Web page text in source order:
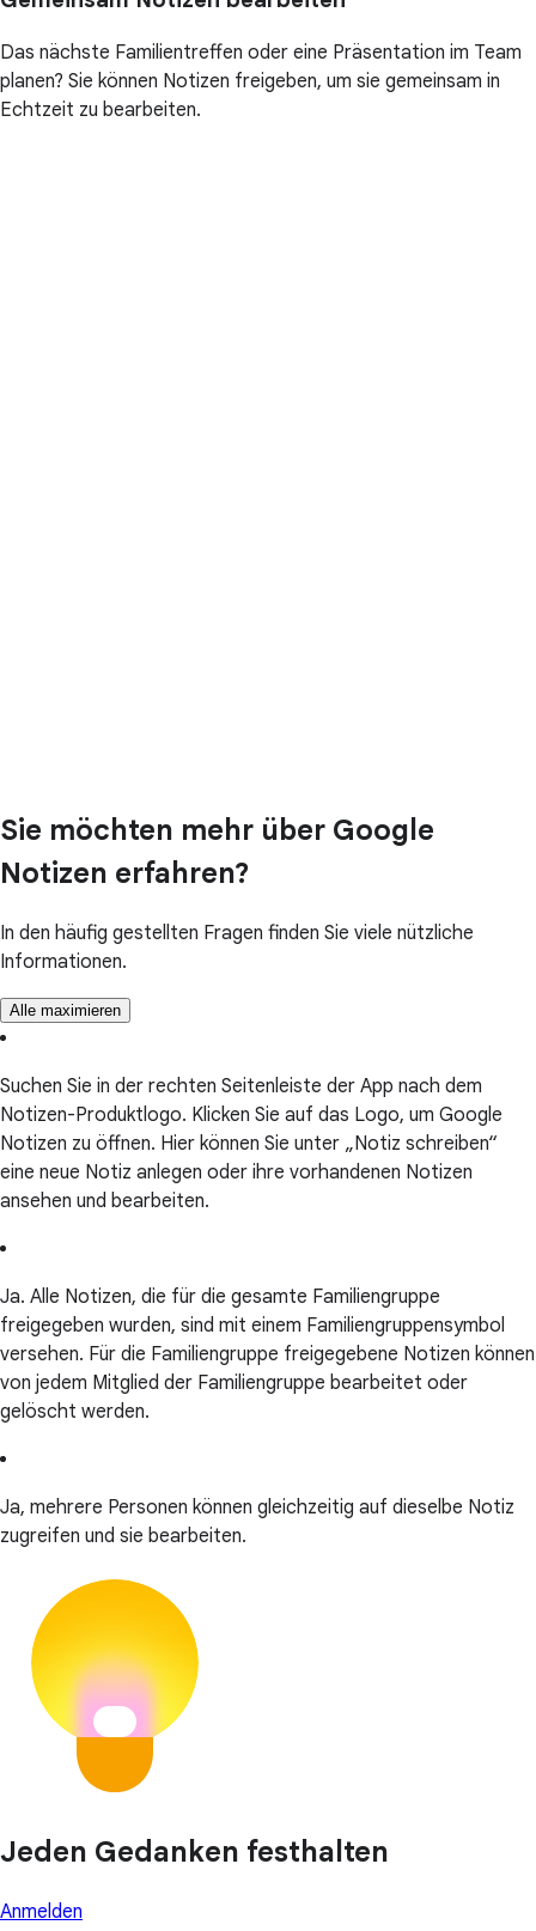
Das nächste Familientreffen oder eine Präsentation im Team
planen? Sie können Notizen freigeben, um sie gemeinsam in
Echtzeit zu bearbeiten.
Sie möchten mehr über Google
Notizen erfahren?
In den häufig gestellten Fragen finden Sie viele nützliche
Informationen.
Alle maximieren
Suchen Sie in der rechten Seitenleiste der App nach dem
Notizen-Produktlogo. Klicken Sie auf das Logo, um Google
Notizen zu öffnen. Hier können Sie unter „Notiz schreiben“
eine neue Notiz anlegen oder ihre vorhandenen Notizen
ansehen und bearbeiten.
Ja. Alle Notizen, die für die gesamte Familiengruppe
freigegeben wurden, sind mit einem Familiengruppensymbol
versehen. Für die Familiengruppe freigegebene Notizen können
von jedem Mitglied der Familiengruppe bearbeitet oder
gelöscht werden.
Ja, mehrere Personen können gleichzeitig auf dieselbe Notiz
zugreifen und sie bearbeiten.
Jeden Gedanken festhalten
Anmelden